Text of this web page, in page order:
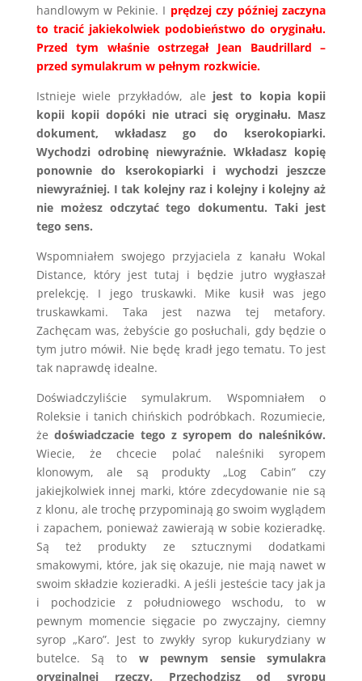
handlowym w Pekinie. I prędzej czy później zaczyna
to tracić jakiekolwiek podobieństwo do oryginału.
Przed tym właśnie ostrzegał Jean Baudrillard –
przed symulakrum w pełnym rozkwicie.
Istnieje wiele przykładów, ale jest to kopia kopii
kopii kopii dopóki nie utraci się oryginału. Masz
dokument, wkładasz go do kserokopiarki.
Wychodzi odrobinę niewyraźnie. Wkładasz kopię
ponownie do kserokopiarki i wychodzi jeszcze
niewyraźniej. I tak kolejny raz i kolejny i kolejny aż
nie możesz odczytać tego dokumentu. Taki jest
tego sens.
Wspomniałem swojego przyjaciela z kanału Wokal
Distance, który jest tutaj i będzie jutro wygłaszał
prelekcję. I jego truskawki. Mike kusił was jego
truskawkami. Taka jest nazwa tej metafory.
Zachęcam was, żebyście go posłuchali, gdy będzie o
tym jutro mówił. Nie będę kradł jego tematu. To jest
tak naprawdę idealne.
Doświadczyliście symulakrum. Wspomniałem o
Roleksie i tanich chińskich podróbkach. Rozumiecie,
żedoświadczacie tego z syropem do naleśników.
Wiecie, że chcecie polać naleśniki syropem
klonowym, ale są produkty „Log Cabin” czy
jakiejkolwiek innej marki, które zdecydowanie nie są
z klonu, ale trochę przypominają go swoim wyglądem
i zapachem, ponieważ zawierają w sobie kozieradkę.
Są też produkty ze sztucznymi dodatkami
smakowymi, które, jak się okazuje, nie mają nawet w
swoim składzie kozieradki. A jeśli jesteście tacy jak ja
i pochodzicie z południowego wschodu, to w
pewnym momencie sięgacie po zwyczajny, ciemny
syrop „Karo”. Jest to zwykły syrop kukurydziany w
butelce. Są to w pewnym sensie symulakra
oryginalnej rzeczy.
Przechodzisz od syropu